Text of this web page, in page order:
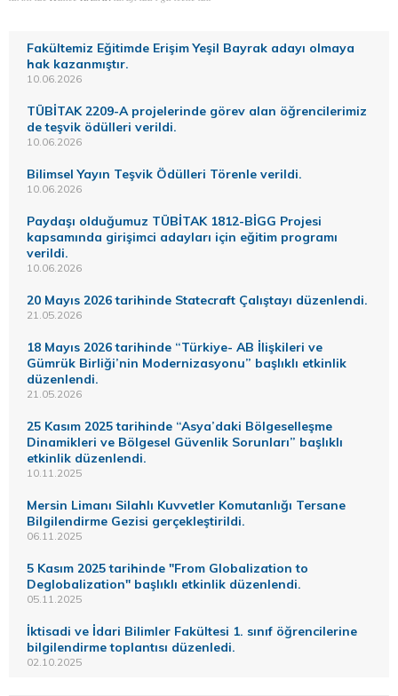
Fakültemiz Eğitimde Erişim Yeşil Bayrak adayı olmaya
hak kazanmıştır.
10.06.2026
TÜBİTAK 2209-A projelerinde görev alan öğrencilerimiz
de teşvik ödülleri verildi.
10.06.2026
Bilimsel Yayın Teşvik Ödülleri Törenle verildi.
10.06.2026
Paydaşı olduğumuz TÜBİTAK 1812-BİGG Projesi
kapsamında girişimci adayları için eğitim programı
verildi.
10.06.2026
20 Mayıs 2026 tarihinde Statecraft Çalıştayı düzenlendi.
21.05.2026
18 Mayıs 2026 tarihinde “Türkiye- AB İlişkileri ve
Gümrük Birliği’nin Modernizasyonu” başlıklı etkinlik
düzenlendi.
21.05.2026
25 Kasım 2025 tarihinde “Asya’daki Bölgeselleşme
Dinamikleri ve Bölgesel Güvenlik Sorunları” başlıklı
etkinlik düzenlendi.
10.11.2025
Mersin Limanı Silahlı Kuvvetler Komutanlığı Tersane
Bilgilendirme Gezisi gerçekleştirildi.
06.11.2025
5 Kasım 2025 tarihinde "From Globalization to
Deglobalization" başlıklı etkinlik düzenlendi.
05.11.2025
İktisadi ve İdari Bilimler Fakültesi 1. sınıf öğrencilerine
bilgilendirme toplantısı düzenledi.
02.10.2025